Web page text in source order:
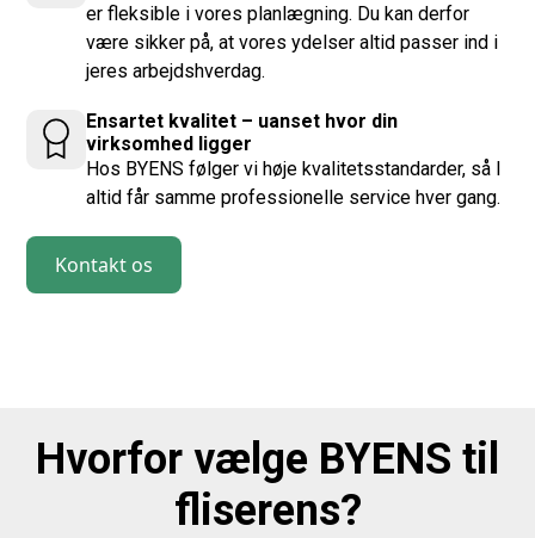
er fleksible i vores planlægning. Du kan derfor
være sikker på, at vores ydelser altid passer ind i
jeres arbejdshverdag.
Ensartet kvalitet – uanset hvor din
virksomhed ligger
Hos BYENS følger vi høje kvalitetsstandarder, så I
altid får samme professionelle service hver gang.
Kontakt os
Hvorfor vælge BYENS til
fliserens?